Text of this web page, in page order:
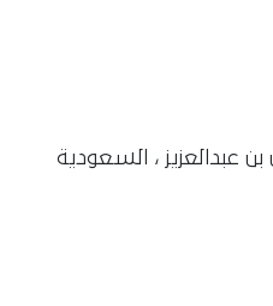
بن عبدالعزيز ، السعودية